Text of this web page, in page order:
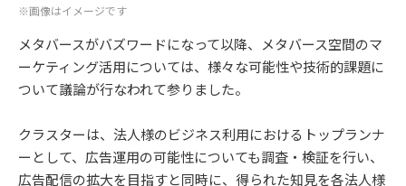
※画像はイメージです
メタバースがバズワードになって以降、メタバース空間のマ
ーケティング活用については、様々な可能性や技術的課題に
ついて議論が行なわれて参りました。
クラスターは、法人様のビジネス利用におけるトップランナ
ーとして、広告運用の可能性についても調査・検証を行い、
広告配信の拡大を目指すと同時に、得られた知見を各法人様